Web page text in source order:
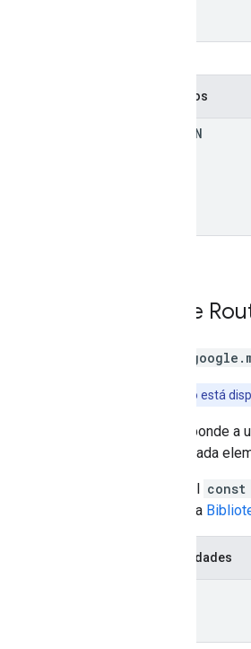
Métodos
JSON
Clase
Solo está
Corresponde a
la que cada
Llama al
Consulta
Propiedades